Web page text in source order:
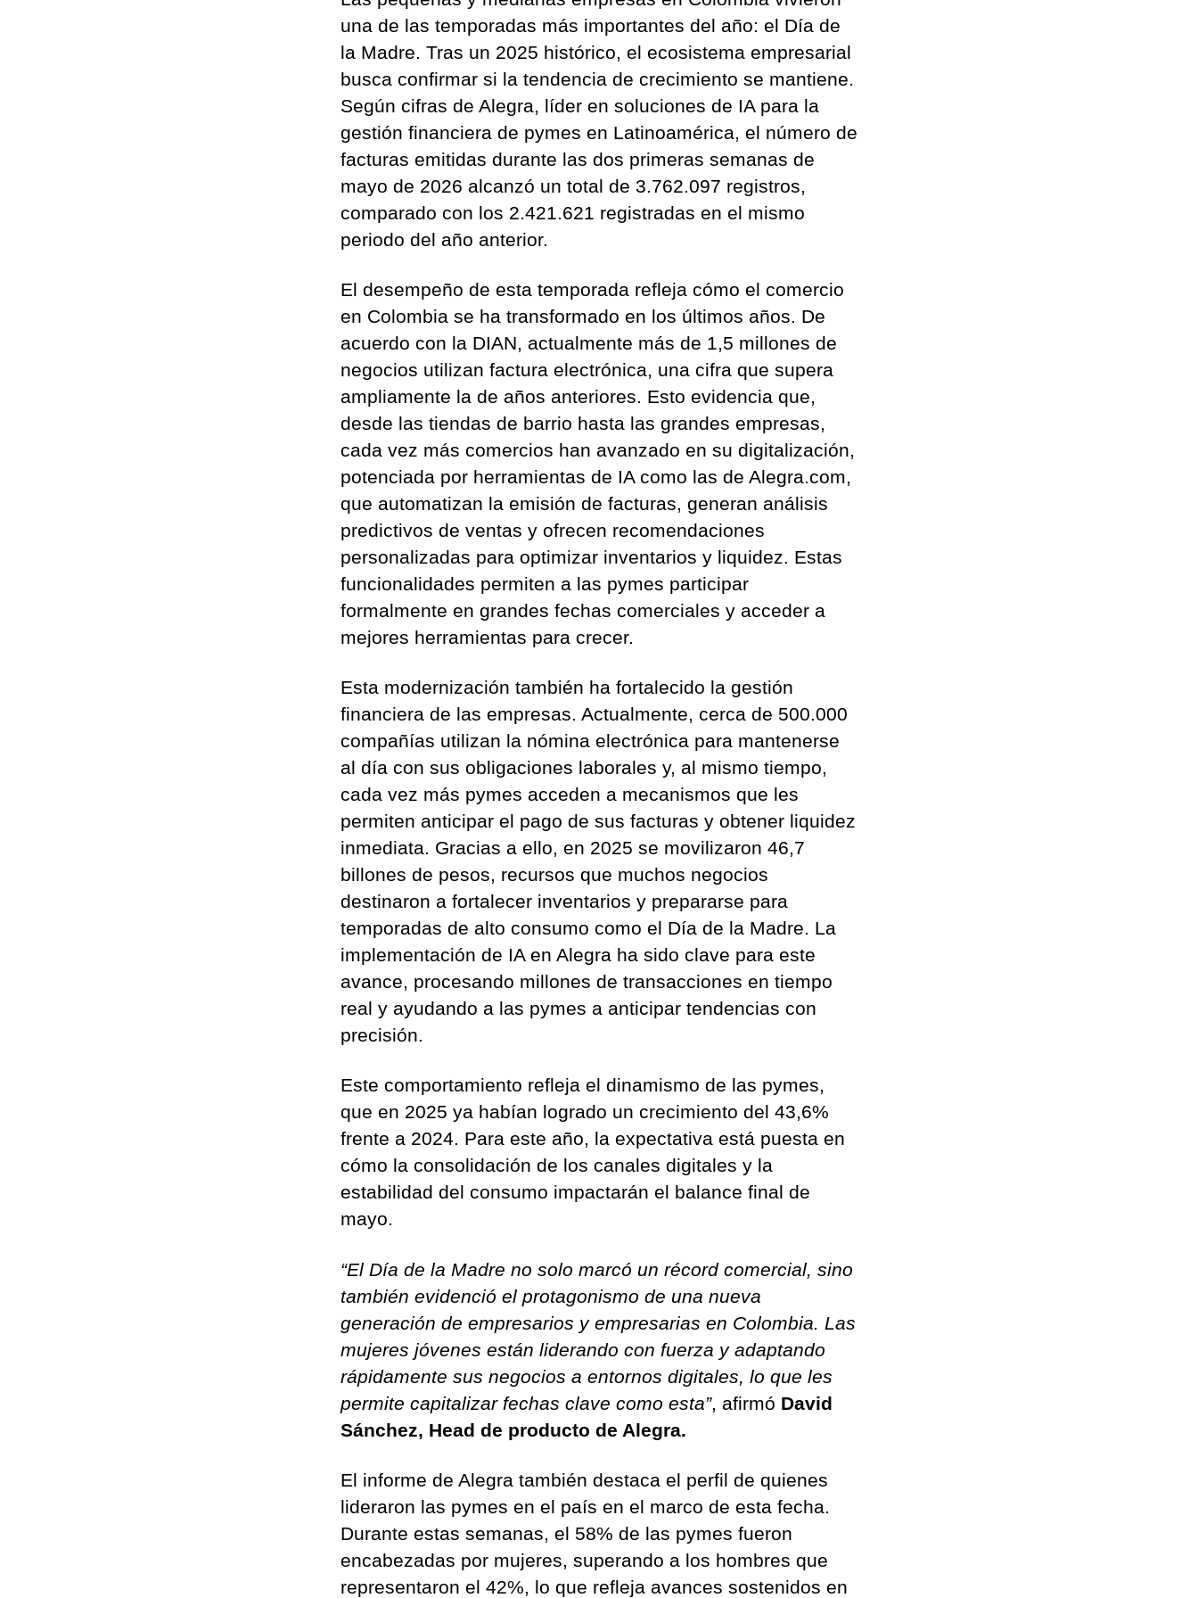
una de las temporadas más importantes del año: el Día de
la Madre. Tras un 2025 histórico, el ecosistema empresarial
busca confirmar si la tendencia de crecimiento se mantiene.
Según cifras de Alegra, líder en soluciones de IA para la
gestión financiera de pymes en Latinoamérica, el número de
facturas emitidas durante las dos primeras semanas de
mayo de 2026 alcanzó un total de 3.762.097 registros,
comparado con los 2.421.621 registradas en el mismo
periodo del año anterior.
El desempeño de esta temporada refleja cómo el comercio
en Colombia se ha transformado en los últimos años. De
acuerdo con la DIAN, actualmente más de 1,5 millones de
negocios utilizan factura electrónica, una cifra que supera
ampliamente la de años anteriores. Esto evidencia que,
desde las tiendas de barrio hasta las grandes empresas,
cada vez más comercios han avanzado en su digitalización,
potenciada por herramientas de IA como las de Alegra.com,
que automatizan la emisión de facturas, generan análisis
predictivos de ventas y ofrecen recomendaciones
personalizadas para optimizar inventarios y liquidez. Estas
funcionalidades permiten a las pymes participar
formalmente en grandes fechas comerciales y acceder a
mejores herramientas para crecer.
Esta modernización también ha fortalecido la gestión
financiera de las empresas. Actualmente, cerca de 500.000
compañías utilizan la nómina electrónica para mantenerse
al día con sus obligaciones laborales y, al mismo tiempo,
cada vez más pymes acceden a mecanismos que les
permiten anticipar el pago de sus facturas y obtener liquidez
inmediata. Gracias a ello, en 2025 se movilizaron 46,7
billones de pesos, recursos que muchos negocios
destinaron a fortalecer inventarios y prepararse para
temporadas de alto consumo como el Día de la Madre. La
implementación de IA en Alegra ha sido clave para este
avance, procesando millones de transacciones en tiempo
real y ayudando a las pymes a anticipar tendencias con
precisión.
Este comportamiento refleja el dinamismo de las pymes,
que en 2025 ya habían logrado un crecimiento del 43,6%
frente a 2024. Para este año, la expectativa está puesta en
cómo la consolidación de los canales digitales y la
estabilidad del consumo impactarán el balance final de
mayo.
“El Día de la Madre no solo marcó un récord comercial, sino
también evidenció el protagonismo de una nueva
generación de empresarios y empresarias en Colombia. Las
mujeres jóvenes están liderando con fuerza y adaptando
rápidamente sus negocios a entornos digitales, lo que les
permite capitalizar fechas clave como esta”, afirmó David
Sánchez, Head de producto de Alegra.
El informe de Alegra también destaca el perfil de quienes
lideraron las pymes en el país en el marco de esta fecha.
Durante estas semanas, el 58% de las pymes fueron
encabezadas por mujeres, superando a los hombres que
representaron el 42%, lo que refleja avances sostenidos en